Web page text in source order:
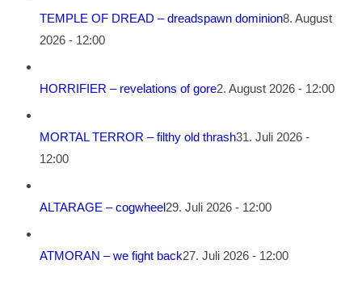
TEMPLE OF DREAD – dreadspawn dominion8. August
2026 - 12:00
HORRIFIER – revelations of gore2. August 2026 - 12:00
MORTAL TERROR – filthy old thrash31. Juli 2026 -
12:00
ALTARAGE – cogwheel29. Juli 2026 - 12:00
ATMORAN – we fight back27. Juli 2026 - 12:00